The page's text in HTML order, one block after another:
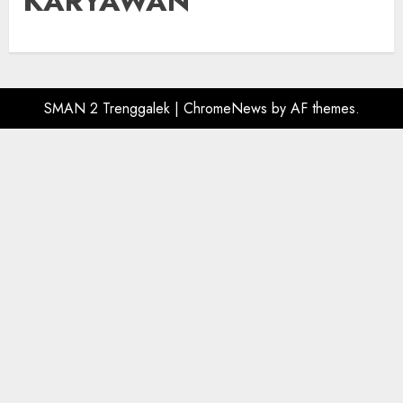
SMAN 2 Trenggalek | ChromeNews by AF themes.